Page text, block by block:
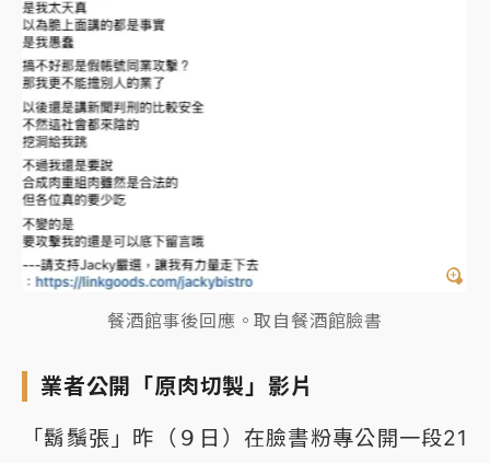
餐酒館事後回應。取自餐酒館臉書
業者公開「原肉切製」影片
「鬍鬚張」昨（９日）在臉書粉專公開一段21